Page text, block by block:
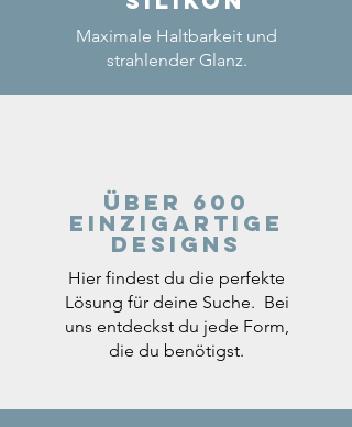
Maximale Haltbarkeit und
strahlender Glanz.
Über 600
einzigartige
Designs
Hier findest du die perfekte
Lösung für deine Suche. Bei
uns entdeckst du jede Form,
die du benötigst.